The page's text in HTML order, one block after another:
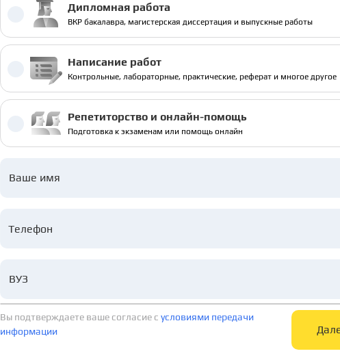
Дипломная работа
ВКР бакалавра, магистерская диссертация и выпускные работы
Написание работ
Контрольные, лабораторные, практические, реферат и многое другое
Репетиторство и онлайн-помощь
Подготовка к экзаменам или помощь онлайн
Ваше имя
ВУЗ
Вы подтверждаете ваше согласие c условиями передачи
информации